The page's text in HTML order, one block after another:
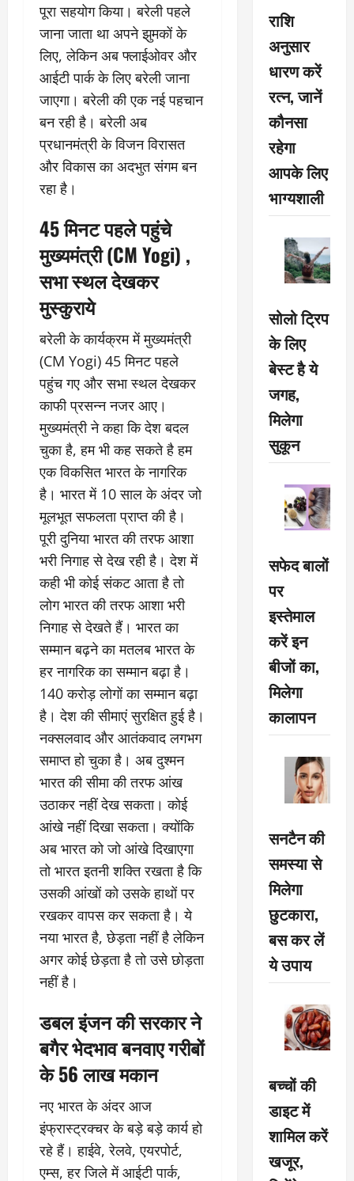
पूरा सहयोग किया। बरेली पहले
जाना जाता था अपने झुमकों के
लिए, लेकिन अब फ्लाईओवर और
आईटी पार्क के लिए बरेली जाना
जाएगा। बरेली की एक नई पहचान
बन रही है। बरेली अब
प्रधानमंत्री के विजन विरासत
और विकास का अदभुत संगम बन
रहा है।
45 मिनट पहले पहुंचे
मुख्यमंत्री (CM Yogi) ,
सभा स्थल देखकर
मुस्कुराये
बरेली के कार्यक्रम में मुख्यमंत्री
(CM Yogi) 45 मिनट पहले
पहुंच गए और सभा स्थल देखकर
काफी प्रसन्न नजर आए।
मुख्यमंत्री ने कहा कि देश बदल
चुका है, हम भी कह सकते है हम
एक विकसित भारत के नागरिक
है। भारत में 10 साल के अंदर जो
मूलभूत सफलता प्राप्त की है।
पूरी दुनिया भारत की तरफ आशा
भरी निगाह से देख रही है। देश में
कही भी कोई संकट आता है तो
लोग भारत की तरफ आशा भरी
निगाह से देखते हैं। भारत का
सम्मान बढ़ने का मतलब भारत के
हर नागरिक का सम्मान बढ़ा है।
140 करोड़ लोगों का सम्मान बढ़ा
है। देश की सीमाएं सुरक्षित हुई है।
नक्सलवाद और आतंकवाद लगभग
समाप्त हो चुका है। अब दुश्मन
भारत की सीमा की तरफ आंख
उठाकर नहीं देख सकता। कोई
आंखे नहीं दिखा सकता। क्योंकि
अब भारत को जो आंखे दिखाएगा
तो भारत इतनी शक्ति रखता है कि
उसकी आंखों को उसके हाथों पर
रखकर वापस कर सकता है। ये
नया भारत है, छेड़ता नहीं है लेकिन
अगर कोई छेड़ता है तो उसे छोड़ता
नहीं है।
डबल इंजन की सरकार ने
बगैर भेदभाव बनवाए गरीबों
के 56 लाख मकान
नए भारत के अंदर आज
इंफ्रास्ट्रक्चर के बड़े बड़े कार्य हो
रहे हैं। हाईवे, रेलवे, एयरपोर्ट,
एम्स, हर जिले में आईटी पार्क,
राशि
अनुसार
धारण करें
रत्न, जानें
कौनसा
रहेगा
आपके लिए
भाग्यशाली
सोलो ट्रिप
के लिए
बेस्ट है ये
जगह,
मिलेगा
सुकून
सफेद बालों
पर
इस्तेमाल
करें इन
बीजों का,
मिलेगा
कालापन
सनटैन की
समस्या से
मिलेगा
छुटकारा,
बस कर लें
ये उपाय
बच्चों की
डाइट में
शामिल करें
खजूर,